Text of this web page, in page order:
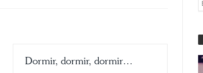
Dormir, dormir, dormir…